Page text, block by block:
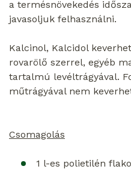
a termésnövekedés
javasoljuk felhasználni.
Kalcinol, Kalcidol
rovarölő szerrel, egyéb
tartalmú levéltrágyával.
műtrágyával nem
Csomagolás
1 l-es polietilén